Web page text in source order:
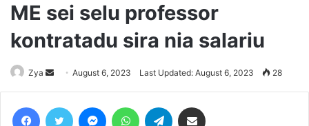
ME sei selu professor
kontratadu sira nia salariu
Zya
Send
an
email
August 6, 2023 Last Updated: August 6, 2023 28